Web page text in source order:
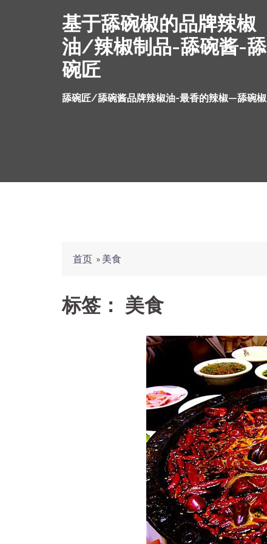
基于舔碗椒的品牌辣椒
油/辣椒制品-舔碗酱-舔
碗匠
舔碗匠/舔碗酱品牌辣椒油-最香的辣椒—舔碗椒
首页 » 美食
标签： 美食